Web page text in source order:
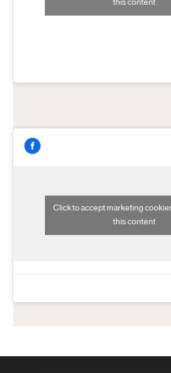
Click to accept marketing
this content